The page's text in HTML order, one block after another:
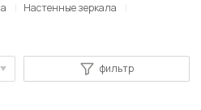
Настенные зеркала
фильтр